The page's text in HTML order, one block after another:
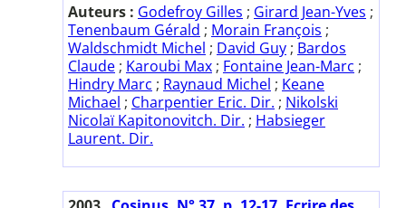
Auteurs : Godefroy Gilles ; Girard Jean-Yves ;
Tenenbaum Gérald ; Morain François ;
Waldschmidt Michel ; David Guy ; Bardos
Claude ; Karoubi Max ; Fontaine Jean-Marc ;
Hindry Marc ; Raynaud Michel ; Keane
Michael ; Charpentier Eric. Dir. ; Nikolski
Nicolaï Kapitonovitch. Dir. ; Habsieger
Laurent. Dir.